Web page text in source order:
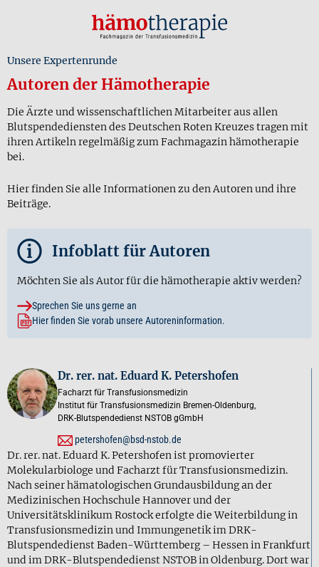
Unsere Expertenrunde
Autoren der Hämotherapie
Die Ärzte und wissenschaftlichen Mitarbeiter aus allen
Blutspendediensten des Deutschen Roten Kreuzes tragen mit
ihren Artikeln regelmäßig zum Fachmagazin hämotherapie
bei.
Hier finden Sie alle Informationen zu den Autoren und ihre
Beiträge.
i Infoblatt für Autoren
Möchten Sie als Autor für die hämotherapie aktiv werden?
Sprechen Sie uns gerne an
Hier finden Sie vorab unsere Autoreninformation.
Dr. rer. nat. Eduard K. Petershofen
Facharzt für Transfusionsmedizin
Institut für Transfusionsmedizin Bremen-Oldenburg,
DRK-Blutspendedienst NSTOB gGmbH
petershofen@bsd-nstob.de
Dr. rer. nat. Eduard K. Petershofen ist promovierter
Molekularbiologe und Facharzt für Transfusionsmedizin.
Nach seiner hämatologischen Grundausbildung an der
Medizinischen Hochschule Hannover und der
Universitätsklinikum Rostock erfolgte die Weiterbildung in
Transfusionsmedizin und Immungenetik im DRK-
Blutspendedienst Baden-Württemberg – Hessen in Frankfurt
und im DRK-Blutspendedienst NSTOB in Oldenburg. Dort war